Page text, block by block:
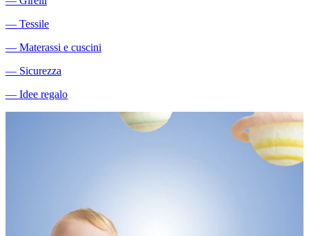
― Tessile
― Materassi e cuscini
― Sicurezza
― Idee regalo